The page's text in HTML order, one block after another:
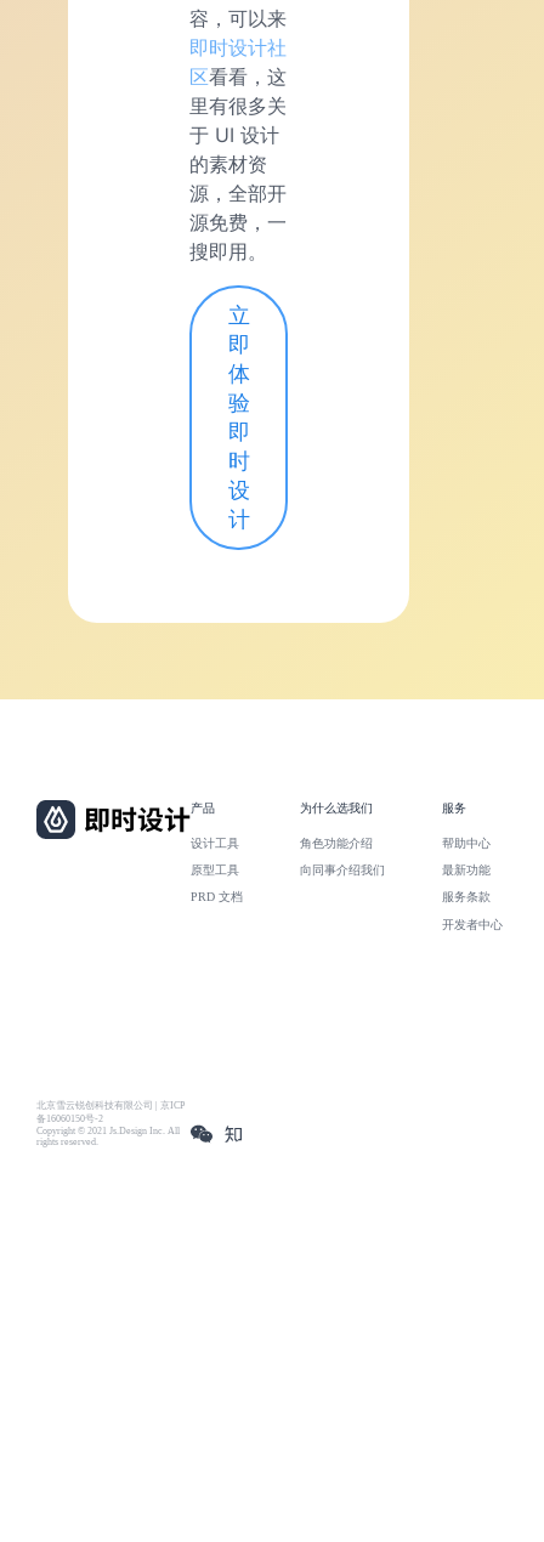
容，可以来
即时设计社
区看看，这
里有很多关
于 UI 设计
的素材资
源，全部开
源免费，一
搜即用。
立
即
体
验
即
时
设
计
北京雪云锐创科技有限公司 | 京ICP
备16060150号-2
Copyright © 2021 Js.Design Inc. All
rights reserved.
产品
设计工具
原型工具
PRD 文档
为什么选我们
角色功能介绍
向同事介绍我们
服务
帮助中心
最新功能
服务条款
开发者中心